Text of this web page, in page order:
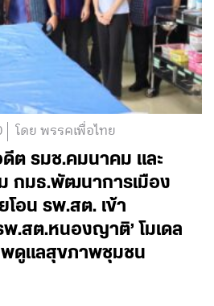
โดย พรรคเพื่อไทย
ดีต รมช.คมนาคม และ
กมธ.พัฒนาการเมือง
อน รพ.สต. เข้า
.สต.หนองญาติ’ โมเดล
พดูแลสุขภาพชุมชน